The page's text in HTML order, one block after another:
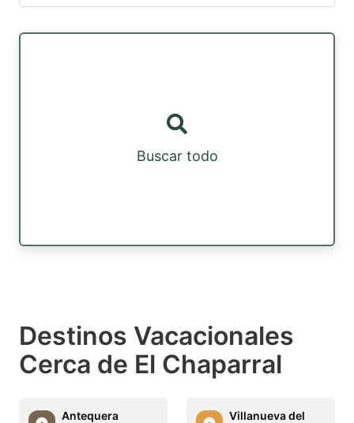
Buscar todo
Destinos Vacacionales
Cerca de El Chaparral
Antequera
Villanueva del